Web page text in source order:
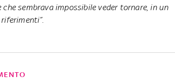
sembrava impossibile veder tornare, in un
e cambia i riferimenti”.